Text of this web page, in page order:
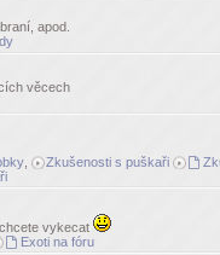
apod.
věcech
Zkušenosti s puškaři
vykecat
Exoti na fóru